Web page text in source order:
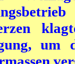
um